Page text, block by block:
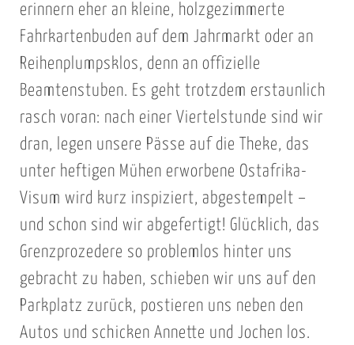
erinnern eher an kleine, holzgezimmerte
Fahrkartenbuden auf dem Jahrmarkt oder an
Reihenplumpsklos, denn an offizielle
Beamtenstuben. Es geht trotzdem erstaunlich
rasch voran: nach einer Viertelstunde sind wir
dran, legen unsere Pässe auf die Theke, das
unter heftigen Mühen erworbene Ostafrika-
Visum wird kurz inspiziert, abgestempelt –
und schon sind wir abgefertigt! Glücklich, das
Grenzprozedere so problemlos hinter uns
gebracht zu haben, schieben wir uns auf den
Parkplatz zurück, postieren uns neben den
Autos und schicken Annette und Jochen los.